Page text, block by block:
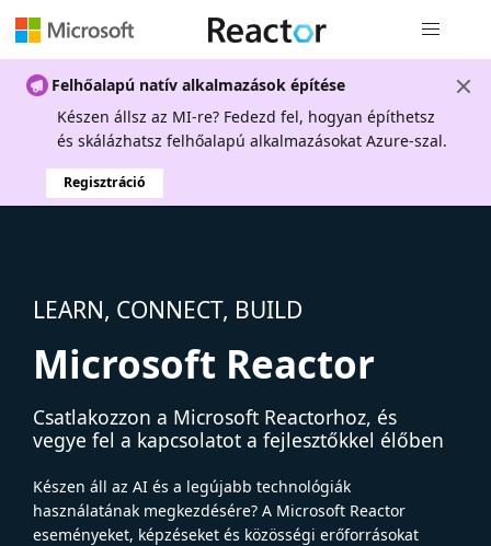
Felhőalapú natív alkalmazások építése
Készen állsz az MI-re? Fedezd fel, hogyan építhetsz
és skálázhatsz felhőalapú alkalmazásokat Azure-szal.
Regisztráció
LEARN, CONNECT, BUILD
Microsoft Reactor
Csatlakozzon a Microsoft Reactorhoz, és
vegye fel a kapcsolatot a fejlesztőkkel élőben
Készen áll az AI és a legújabb technológiák
használatának megkezdésére? A Microsoft Reactor
eseményeket, képzéseket és közösségi erőforrásokat